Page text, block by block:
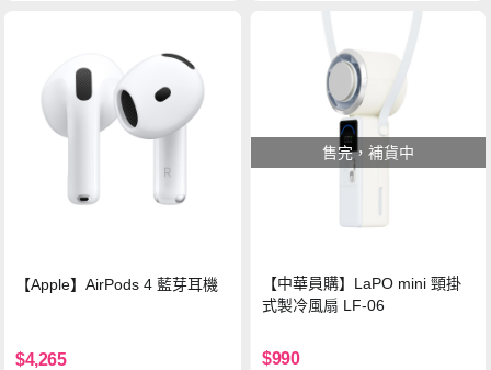
【Apple】AirPods 4 藍芽耳機
$4,265
售完，補貨中
【中華員購】LaPO mini 頸掛
式製冷風扇 LF-06
$990